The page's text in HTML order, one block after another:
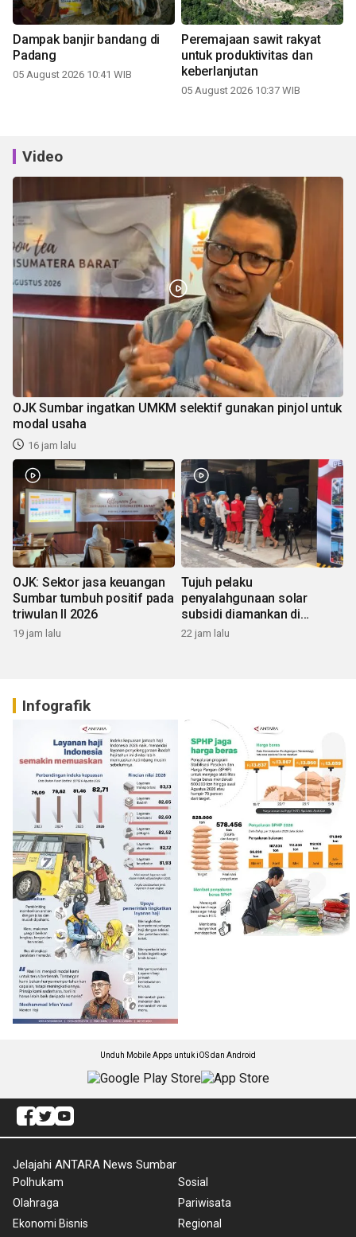
Dampak banjir bandang di
Padang
05 August 2026 10:41 WIB
Peremajaan sawit rakyat
untuk produktivitas dan
keberlanjutan
05 August 2026 10:37 WIB
Video
OJK Sumbar ingatkan UMKM selektif gunakan pinjol untuk
modal usaha
16 jam lalu
OJK: Sektor jasa keuangan
Sumbar tumbuh positif pada
triwulan II 2026
19 jam lalu
Tujuh pelaku
penyalahgunaan solar
subsidi diamankan di
Sumbar
22 jam lalu
Infografik
Unduh Mobile Apps untuk iOS dan Android
Jelajahi ANTARA News Sumbar
Polhukam
Olahraga
Ekonomi Bisnis
Sosial
Pariwisata
Regional